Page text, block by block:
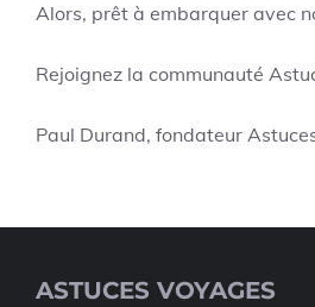
Alors, prêt à embarquer avec
Rejoignez la communauté
Paul Durand, fondateur
ASTUCES VOYAGES